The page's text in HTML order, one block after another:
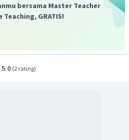
bersama Master Teacher
Teaching, GRATIS!
5.0 (2 rating)